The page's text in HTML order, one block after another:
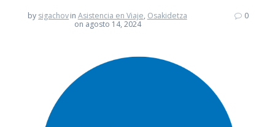
by sigachovin Asistencia en Viaje, Osakidetza
on agosto 14, 2024
0